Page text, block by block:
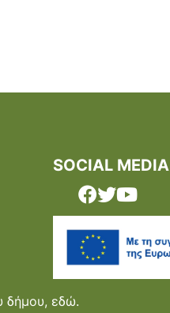
SOCIAL MEDIA
δήμου, εδώ.